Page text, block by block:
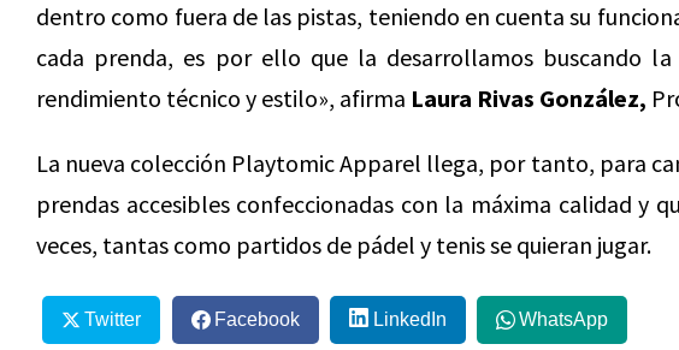
dentro como fuera de las pistas, teniendo en cuenta su
cada prenda, es por ello que la desarrollamos buscando
rendimiento técnico y estilo», afirma Laura Rivas González,
La nueva colección Playtomic Apparel llega, por tanto, para
prendas accesibles confeccionadas con la máxima calidad y
veces, tantas como partidos de pádel y tenis se quieran jugar.
Twitter Facebook LinkedIn WhatsApp